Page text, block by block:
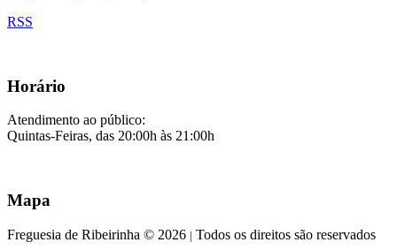
RSS
Horário
Atendimento ao público:
Quintas-Feiras, das 20:00h às 21:00h
Mapa
Freguesia de Ribeirinha © 2026 | Todos os direitos são reservados